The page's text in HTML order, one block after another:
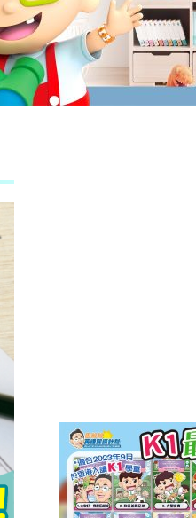
官斥殘忍刻意施
子經歷不一樣的暑假
琚學校（分校）｜女教師奪行政
8月消防防災應急活動 大玩攤位
前先好洗？食安中心教路自製冷
下3C產品 讓孩子經歷不一樣的